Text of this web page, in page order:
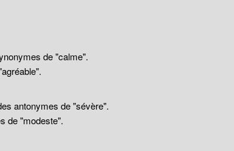
de "calme".
antonymes de "sévère".
de "modeste".